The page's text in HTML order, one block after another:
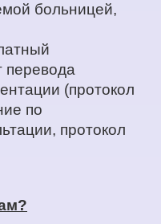
больницей,
перевода
(протокол
по
протокол